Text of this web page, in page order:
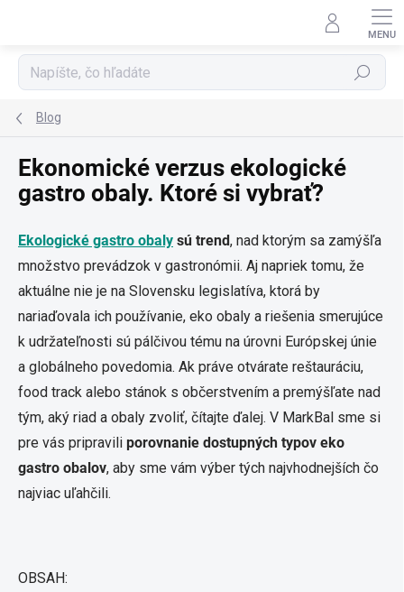
Hľadať
Blog
Ekonomické verzus ekologické
gastro obaly. Ktoré si vybrať?
Ekologické gastro obaly sú trend, nad ktorým sa zamýšľa
množstvo prevádzok v gastronómii. Aj napriek tomu, že
aktuálne nie je na Slovensku legislatíva, ktorá by
nariaďovala ich používanie, eko obaly a riešenia smerujúce
k udržateľnosti sú pálčivou tému na úrovni Európskej únie
a globálneho povedomia. Ak práve otvárate reštauráciu,
food track alebo stánok s občerstvením a premýšľate nad
tým, aký riad a obaly zvoliť, čítajte ďalej. V MarkBal sme si
pre vás pripravili porovnanie dostupných typov eko
gastro obalov, aby sme vám výber tých najvhodnejších čo
najviac uľahčili.
OBSAH: